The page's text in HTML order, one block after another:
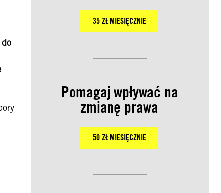
do
35 ZŁ MIESIĘCZNIE
Pomagaj wpływać na
zmianę prawa
50 ZŁ MIESIĘCZNIE